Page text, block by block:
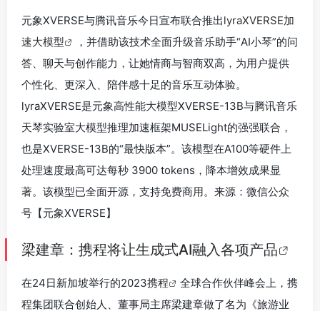
元象XVERSE与腾讯音乐今日宣布联合推出lyraXVERSE加
速大模型
，并借助该技术全面升级音乐助手“AI小琴”的问
答、聊天与创作能力，让她情商与智商双高，为用户提供
个性化、更深入、陪伴感十足的音乐互动体验。
lyraXVERSE是元象高性能大模型XVERSE-13B与腾讯音乐
天琴实验室大模型推理加速框架MUSELight的强强联合，
也是XVERSE-13B的“最快版本”。该模型在A100等硬件上
处理速度最高可达每秒 3900 tokens，降本增效成果显
著。该模型已全面开源，支持免费商用。来源：微信公众
号【元象XVERSE】
梁建章：携程将让生成式AI融入各项产品
在24日新加坡举行的2023携程
全球合作伙伴峰会上，携
程集团联合创始人、董事局主席梁建章做了名为《旅游业